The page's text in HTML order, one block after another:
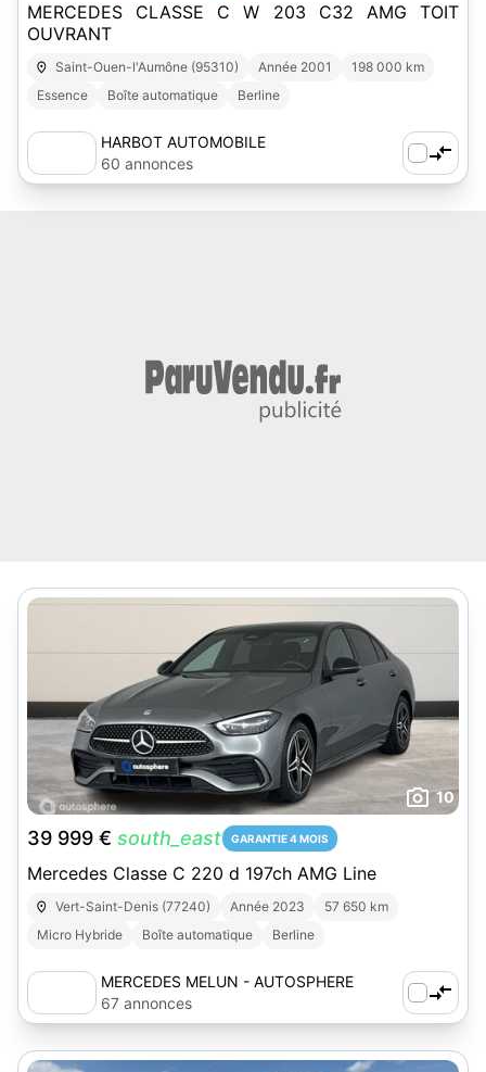
MERCEDES CLASSE C W 203 C32 AMG TOIT
OUVRANT
Saint-Ouen-l'Aumône (95310) Année 2001
198 000 km
Essence
Boîte automatique Berline
HARBOT AUTOMOBILE
60 annonces
10
39 999 € south_east GARANTIE 4 MOIS
Mercedes Classe C 220 d 197ch AMG Line
Vert-Saint-Denis (77240) Année 2023
57 650 km
Micro Hybride
Boîte automatique Berline
MERCEDES MELUN - AUTOSPHERE
67 annonces